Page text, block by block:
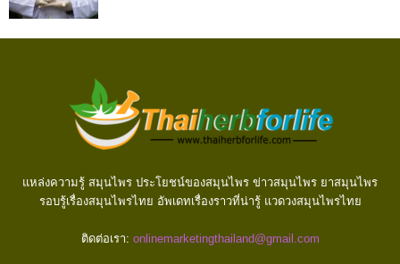
แหล่งความรู้ สมุนไพร ประโยชน์ของสมุนไพร ข่าวสมุนไพร ยาสมุนไพร
รอบรู้เรื่องสมุนไพรไทย อัพเดทเรื่องราวที่น่ารู้ แวดวงสมุนไพรไทย
ติดต่อเรา: onlinemarketingthailand@gmail.com